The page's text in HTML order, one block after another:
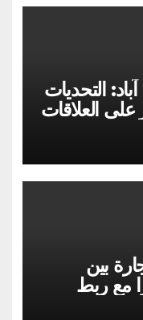
التحديات
على العلاقات
بين
مع ربط